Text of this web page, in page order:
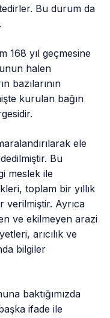
Bu durum da
168 yıl geçmesine
halen
bazılarının
kurulan bağın
ele
Bu
meslek ile
toplam bir yıllık
verilmiştir. Ayrıca
ve ekilmeyen arazi
arıcılık ve
bilgiler
baktığımızda
ifade ile